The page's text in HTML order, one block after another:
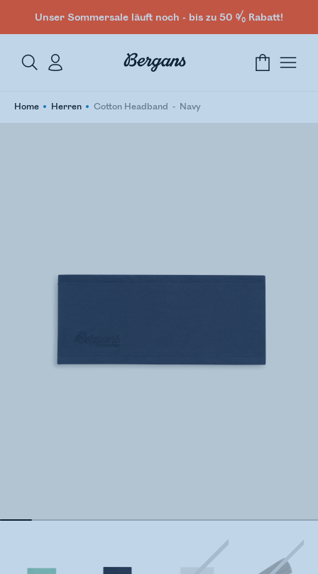
Unser Sommersale läuft noch - bis zu 50 % Rabatt!
Home Herren Cotton Headband Navy